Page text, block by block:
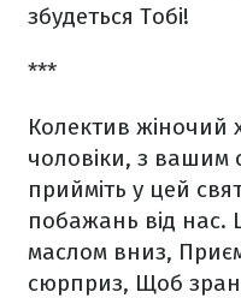
збудеться Тобі!
***
Колектив жіночий
чоловіки, з вашим
прийміть у цей
побажань від нас.
маслом вниз,
сюрприз, Щоб